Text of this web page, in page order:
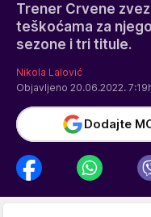
Trener Crvene
teškoćama za
sezone i tri titule.
Nikola Lalović
Objavljeno 20.06.2022.
Dodajte